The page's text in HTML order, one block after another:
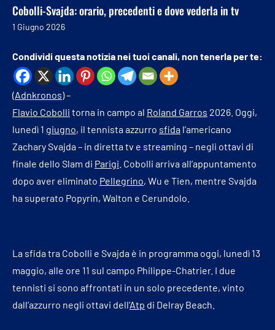
Cobolli-Svajda: orario, precedenti e dove vederla in tv
1 Giugno 2026
Condividi questa notizia nei tuoi canali, non tenerla per te:
(Adnkronos) –
Flavio Cobolli torna in campo al Roland Garros 2026. Oggi,
lunedì 1 giugno, il tennista azzurro sfida l’americano
Zachary Svajda – in diretta tv e streaming – negli ottavi di
finale dello Slam di Parigi . Cobolli arriva all’appuntamento
dopo aver eliminato Pellegrino, Wu e Tien, mentre Svajda
ha superato Popyrin, Walton e Cerundolo.
La sfida tra Cobolli e Svajda è in programma oggi, lunedì 13
maggio, alle ore 11 sul campo Philippe-Chatrier. I due
tennisti si sono affrontati in un solo precedente, vinto
dall’azzurro negli ottavi dell’Atp di Delray Beach.